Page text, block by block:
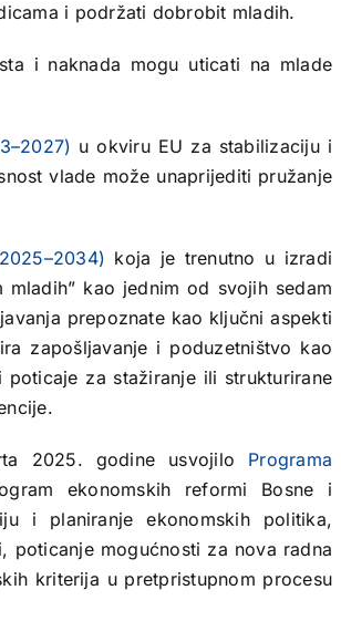
i podržati dobrobit mladih.
i naknada mogu uticati na mlade
u okviru EU za stabilizaciju i
vlade može unaprijediti pružanje
koja je trenutno u izradi
kao jednim od svojih sedam
prepoznate kao ključni aspekti
zapošljavanje i poduzetništvo kao
za stažiranje ili strukturirane
2025. godine usvojilo Programa
ekonomskih reformi Bosne i
i planiranje ekonomskih politika,
poticanje mogućnosti za nova radna
kriterija u pretpristupnom procesu